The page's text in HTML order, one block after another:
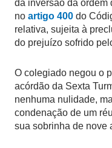
da inversão da ordem
no artigo 400do
relativa, sujeita à
do prejuízo sofrido
O colegiado negou o
acórdão da Sexta
nenhuma nulidade,
condenação de um
sua sobrinha de nove